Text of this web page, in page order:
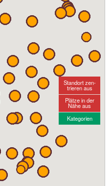
Standort zen-
trieren aus
Plätze in der
Nähe aus
Kategorien